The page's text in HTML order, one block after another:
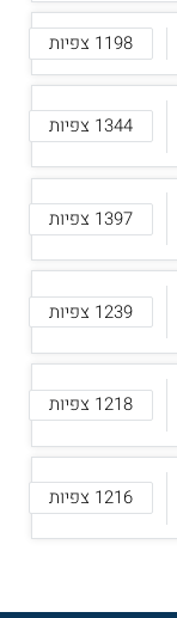
1198 צפיות
1344 צפיות
1397 צפיות
1239 צפיות
1218 צפיות
1216 צפיות